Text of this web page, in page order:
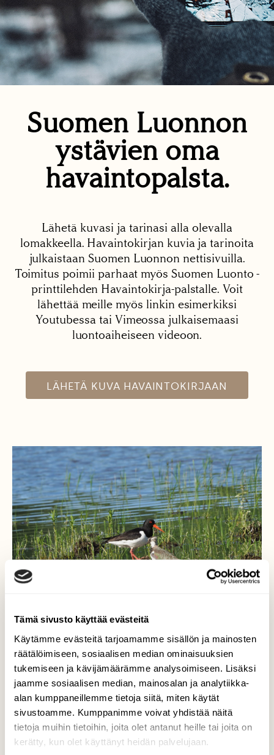
Tämä sivusto käyttää evästeitä
Käytämme evästeitä tarjoamamme sisällön ja mainosten
räätälöimiseen, sosiaalisen median ominaisuuksien
tukemiseen ja kävijämäärämme analysoimiseen. Lisäksi
jaamme sosiaalisen median, mainosalan ja analytiikka-
alan kumppaneillemme tietoja siitä, miten käytät
sivustoamme. Kumppanimme voivat yhdistää näitä
tietoja muihin tietoihin, joita olet antanut heille tai joita on
kerätty, kun olet käyttänyt heidän palvelujaan.
Suomen Luonnon
ystävien oma
havaintopalsta.
Lähetä kuvasi ja tarinasi alla olevalla
lomakkeella. Havaintokirjan kuvia ja tarinoita
julkaistaan Suomen Luonnon nettisivuilla.
Toimitus poimii parhaat myös Suomen Luonto -
printtilehden Havaintokirja-palstalle. Voit
lähettää meille myös linkin esimerkiksi
Youtubessa tai Vimeossa julkaisemaasi
luontoaiheiseen videoon.
LÄHETÄ KUVA HAVAINTOKIRJAAN
Kaverukset
Meriharakoilla oli pesä lähellä ja kaksi
poikasta liikkui rannan tuntumassa.
Töyhtöhyyppä ei kuitenkaan ollut ilmeinen